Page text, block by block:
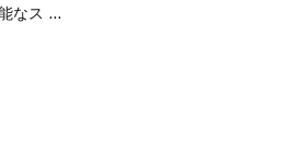
なス ...